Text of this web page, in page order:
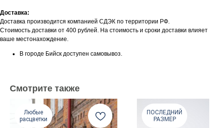
Доставка:
Доставка производится компанией СДЭК по территории РФ.
Стоимость доставки от 400 рублей. На стоимость и сроки доставки влияет
ваше местонахождение.
В городе Бийск доступен самовывоз.
Смотрите также
Любые
расцветки
ПОСЛЕДНИЙ
РАЗМЕР